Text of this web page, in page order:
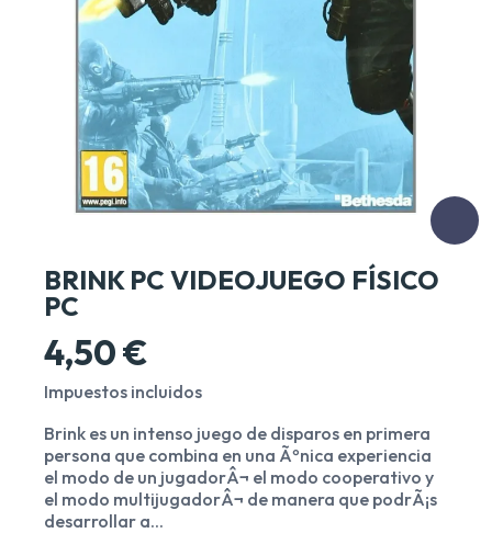
BRINK PC VIDEOJUEGO FÍSICO
PC
4,50 €
Impuestos incluidos
Brink es un intenso juego de disparos en primera
persona que combina en una Ãºnica experiencia
el modo de un jugadorÂ¬ el modo cooperativo y
el modo multijugadorÂ¬ de manera que podrÃ¡s
desarrollar a...